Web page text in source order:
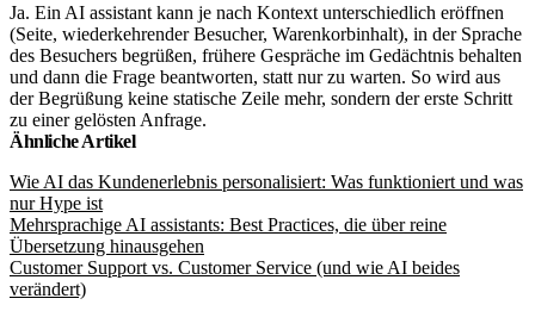
Ja. Ein AI assistant kann je nach Kontext unterschiedlich eröffnen
(Seite, wiederkehrender Besucher, Warenkorbinhalt), in der Sprache
des Besuchers begrüßen, frühere Gespräche im Gedächtnis behalten
und dann die Frage beantworten, statt nur zu warten. So wird aus
der Begrüßung keine statische Zeile mehr, sondern der erste Schritt
zu einer gelösten Anfrage.
Ähnliche Artikel
Wie AI das Kundenerlebnis personalisiert: Was funktioniert und was
nur Hype ist
Mehrsprachige AI assistants: Best Practices, die über reine
Übersetzung hinausgehen
Customer Support vs. Customer Service (und wie AI beides
verändert)